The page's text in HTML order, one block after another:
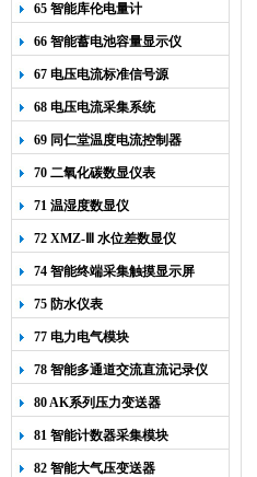
65 智能库伦电量计
66 智能蓄电池容量显示仪
67 电压电流标准信号源
68 电压电流采集系统
69 同仁堂温度电流控制器
70 二氧化碳数显仪表
71 温湿度数显仪
72 XMZ-Ⅲ 水位差数显仪
74 智能终端采集触摸显示屏
75 防水仪表
77 电力电气模块
78 智能多通道交流直流记录仪
80 AK系列压力变送器
81 智能计数器采集模块
82 智能大气压变送器